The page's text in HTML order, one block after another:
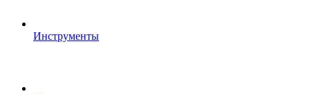
Инструменты